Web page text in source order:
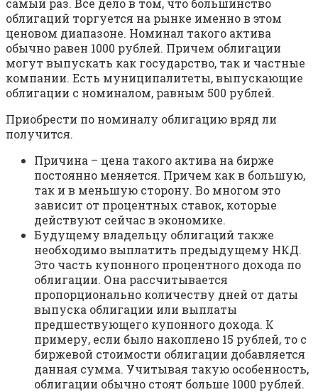
облигаций торгуется на рынке именно в этом
ценовом диапазоне. Номинал такого актива
обычно равен 1000 рублей. Причем облигации
могут выпускать как государство, так и частные
компании. Есть муниципалитеты, выпускающие
облигации с номиналом, равным 500 рублей.
Приобрести по номиналу облигацию вряд ли
получится.
Причина – цена такого актива на бирже
постоянно меняется. Причем как в большую,
так и в меньшую сторону. Во многом это
зависит от процентных ставок, которые
действуют сейчас в экономике.
Будущему владельцу облигаций также
необходимо выплатить предыдущему НКД.
Это часть купонного процентного дохода по
облигации. Она рассчитывается
пропорционально количеству дней от даты
выпуска облигации или выплаты
предшествующего купонного дохода. К
примеру, если было накоплено 15 рублей, то с
биржевой стоимости облигации добавляется
данная сумма. Учитывая такую особенность,
облигации обычно стоят больше 1000 рублей.